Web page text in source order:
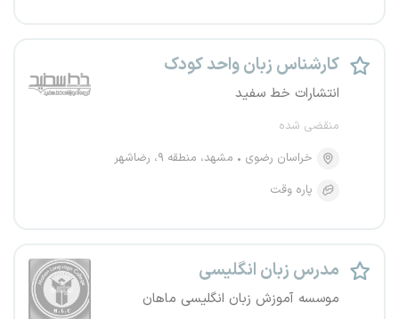
کارشناس زبان واحد کودک
انتشارات خط سفید
منقضی شده
خراسان رضوی
مشهد، منطقه ۹، رضاشهر
پاره وقت
مدرس زبان انگلیسی
موسسه آموزش زبان انگلیسی ماهان